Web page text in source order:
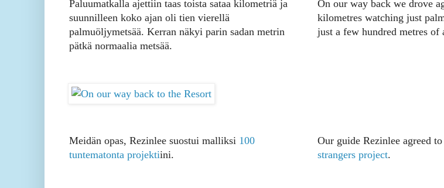
Paluumatkalla ajettiin taas toista sataa kilometriä ja
suunnilleen koko ajan oli tien vierellä
palmuöljymetsää. Kerran näkyi parin sadan metrin
pätkä normaalia metsää.
On our way back we drove
kilometres watching just
just a few hundred metres of
Meidän opas, Rezinlee suostui malliksi 100
tuntematonta projektiini.
Our guide Rezinlee agreed
strangers project.